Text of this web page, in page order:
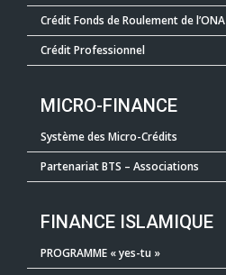
Crédit Fonds de Roulement de l’ONA
Crédit Professionnel
MICRO-FINANCE
Système des Micro-Crédits
Partenariat BTS – Associations
FINANCE ISLAMIQUE
PROGRAMME « yes-tu »